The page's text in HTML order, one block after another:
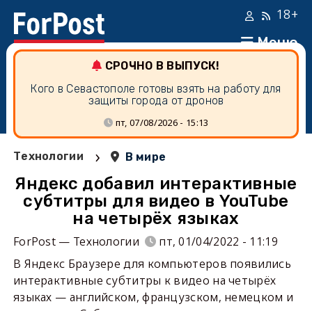
Меню
18+
СРОЧНО В ВЫПУСК!
Кого в Севастополе готовы взять на работу для
защиты города от дронов
пт, 07/08/2026 - 15:13
Технологии › В мире
Яндекс добавил интерактивные
субтитры для видео в YouTube
на четырёх языках
ForPost — Технологии
пт, 01/04/2022 - 11:19
В Яндекс Браузере для компьютеров появились
интерактивные субтитры к видео на четырёх
языках — английском, французском, немецком и